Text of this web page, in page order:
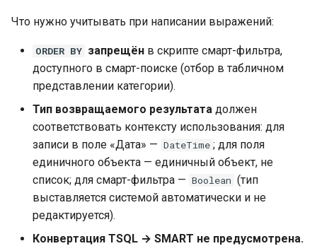
Что нужно учитывать при написании выражений:
ORDER BY запрещён в скрипте смарт-фильтра,
доступного в смарт-поиске (отбор в табличном
представлении категории).
Тип возвращаемого результата должен
соответствовать контексту использования: для
записи в поле «Дата» — DateTime ; для поля
единичного объекта — единичный объект, не
список; для смарт-фильтра — Boolean (тип
выставляется системой автоматически и не
редактируется).
Конвертация TSQL → SMART не предусмотрена.